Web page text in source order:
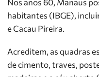
Nos anos 60, Manaus
habitantes (IBGE),
e Cacau Pireira.
Acreditem, as quadras
de cimento, traves,